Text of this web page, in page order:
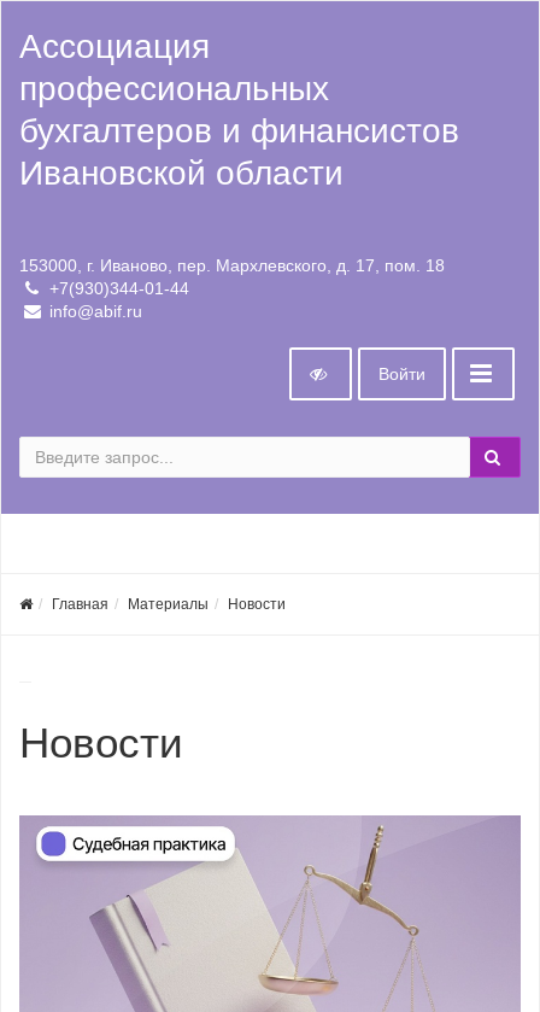
Ассоциация
профессиональных
бухгалтеров и финансистов
Ивановской области
153000, г. Иваново, пер. Мархлевского, д. 17, пом. 18
+7(930)344-01-44
info@abif.ru
Войти
Главная Материалы Новости
Новости